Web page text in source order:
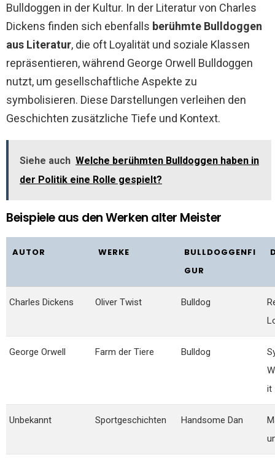
Bulldoggen in der Kultur. In der Literatur von Charles
Dickens finden sich ebenfalls berühmte Bulldoggen
aus Literatur, die oft Loyalität und soziale Klassen
repräsentieren, während George Orwell Bulldoggen
nutzt, um gesellschaftliche Aspekte zu
symbolisieren. Diese Darstellungen verleihen den
Geschichten zusätzliche Tiefe und Kontext.
Siehe auch Welche berühmten Bulldoggen haben in
der Politik eine Rolle gespielt?
Beispiele aus den Werken alter Meister
AUTOR WERKE
BULLDOGGENFI
GUR
Charles Dickens Oliver Twist Bulldog
George Orwell Farm der Tiere Bulldog
it
Unbekannt Sportgeschichten Handsome Dan